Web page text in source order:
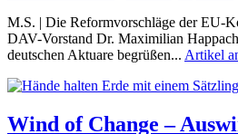
M.S. | Die Reformvorschläge der EU-
DAV-Vorstand Dr. Maximilian
deutschen Aktuare begrüßen... Artikel
Wind of Change –